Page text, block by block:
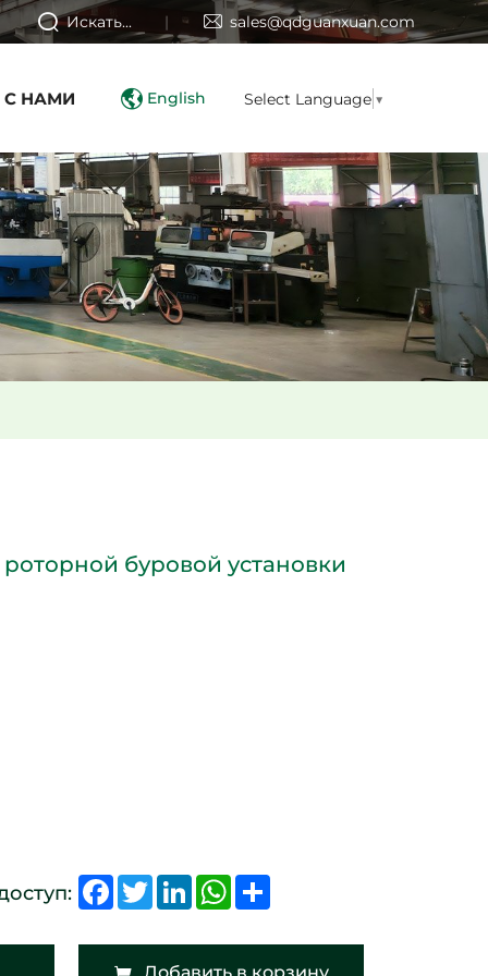
Искать... sales@qdguanxuan.com
С НАМИ English Select Language ▼
буровой установки
FacebookTwitterLinkedInWhatsApp